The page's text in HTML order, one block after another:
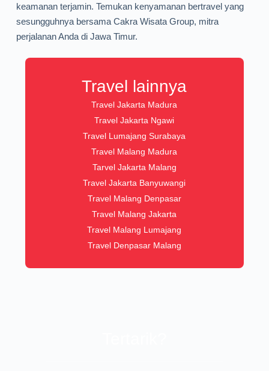
keamanan terjamin. Temukan kenyamanan bertravel yang
sesungguhnya bersama Cakra Wisata Group, mitra
perjalanan Anda di Jawa Timur.
Travel lainnya
Travel Jakarta Madura
Travel Jakarta Ngawi
Travel Lumajang Surabaya
Travel Malang Madura
Tarvel Jakarta Malang
Travel Jakarta Banyuwangi
Travel Malang Denpasar
Travel Malang Jakarta
Travel Malang Lumajang
Travel Denpasar Malang